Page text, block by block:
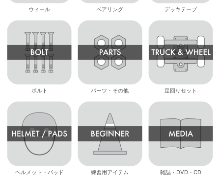
ウィール ベアリング デッキテープ
ボルト パーツ・その他 足回りセット
ヘルメット・パッド 練習用アイテム 雑誌・DVD・CD